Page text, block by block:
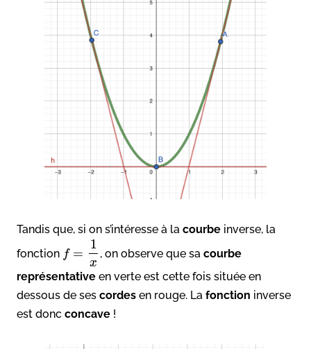
Tandis que, si on s’intéresse à la courbe inverse, la
fonction f =
1
x
, on observe que sacourbe
représentative en verte est cette fois située en
dessous de ses cordes en rouge. La fonction inverse
est donc concave !